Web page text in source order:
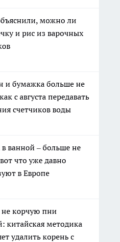
можно ли
и рис из варочных
и бумажка больше не
с августа передавать
счетчиков воды
ванной – больше не
что уже давно
в Европе
корчую пни
китайская методика
удалить корень с